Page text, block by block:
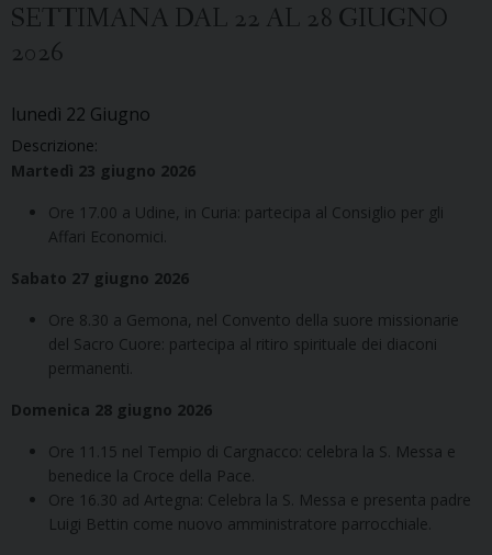
SETTIMANA DAL 22 AL 28 GIUGNO
2026
lunedì 22 Giugno
Descrizione:
Martedì 23 giugno 2026
Ore 17.00 a Udine, in Curia: partecipa al Consiglio per gli
Affari Economici.
Sabato 27 giugno 2026
Ore 8.30 a Gemona, nel Convento della suore missionarie
del Sacro Cuore: partecipa al ritiro spirituale dei diaconi
permanenti.
Domenica 28 giugno 2026
Ore 11.15 nel Tempio di Cargnacco: celebra la S. Messa e
benedice la Croce della Pace.
Ore 16.30 ad Artegna: Celebra la S. Messa e presenta padre
Luigi Bettin come nuovo amministratore parrocchiale.